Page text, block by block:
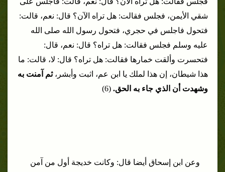
شقي الأيمن، فجلس فقالت: هل تراه الآن؟ قال: نعم، قالت:
فتحول فاجلس في حجري، فتحول رسول الله صلى الله
عليه وسلم فجلس فقالت: هل تراه؟ قال: نعم، قال:
فتحسرت وألقت خمارها فقالت: هل تراه؟ قال: لا، قالت: ما
هذا شيطان، إن هذا لملك يا ابن عم، اثبت وأبشر، ثم آمنت به
وشهدت أن الذي جاء به الحق. (6)
وعن ابن إسحاق أيضا قال: وكانت خديجة أول من آمن